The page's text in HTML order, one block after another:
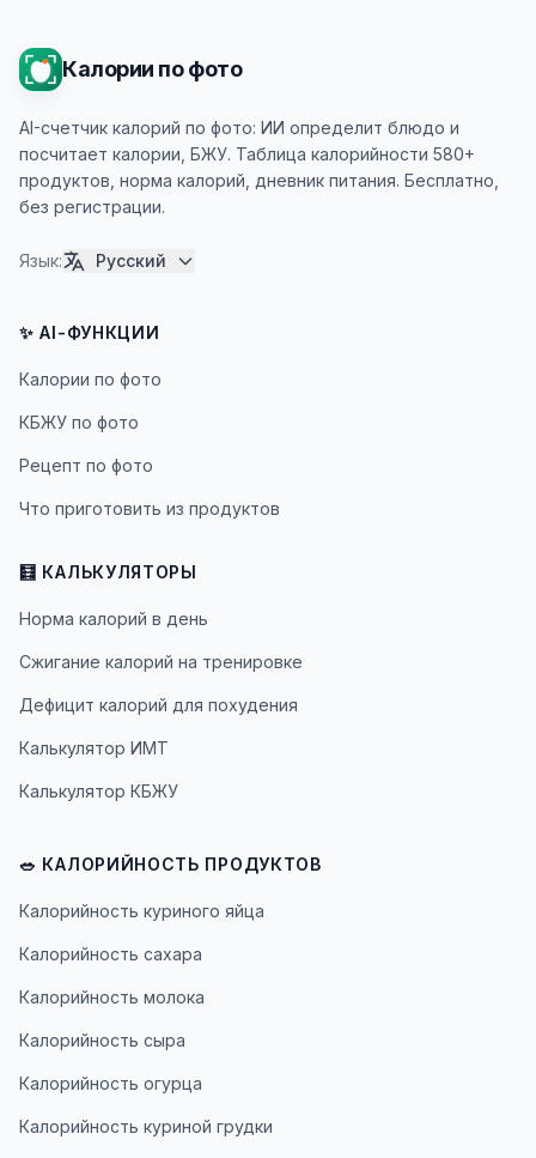
Калории по фото
AI-счетчик калорий по фото: ИИ определит блюдо и
посчитает калории, БЖУ. Таблица калорийности 580+
продуктов, норма калорий, дневник питания. Бесплатно,
без регистрации.
Язык: Русский
✨ AI-ФУНКЦИИ
Калории по фото
КБЖУ по фото
Рецепт по фото
Что приготовить из продуктов
🧮 КАЛЬКУЛЯТОРЫ
Норма калорий в день
Сжигание калорий на тренировке
Дефицит калорий для похудения
Калькулятор ИМТ
Калькулятор КБЖУ
🥗 КАЛОРИЙНОСТЬ ПРОДУКТОВ
Калорийность куриного яйца
Калорийность сахара
Калорийность молока
Калорийность сыра
Калорийность огурца
Калорийность куриной грудки